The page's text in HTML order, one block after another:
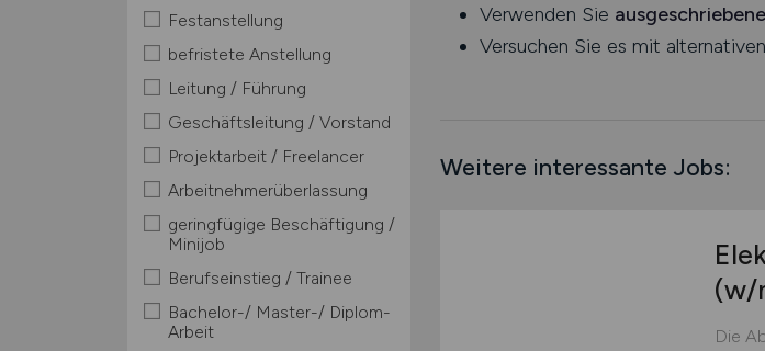
Festanstellung
befristete Anstellung
Leitung / Führung
Geschäftsleitung / Vorstand
Projektarbeit / Freelancer
Arbeitnehmerüberlassung
geringfügige Beschäftigung /
Minijob
Berufseinstieg / Trainee
Bachelor-/ Master-/ Diplom-
Arbeit
Verwenden Sie
Versuchen Sie es mit
Weitere interessante Jobs:
(w/
Die